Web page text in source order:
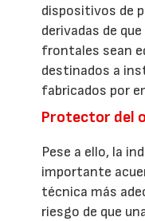
dispositivos de
derivadas de
frontales sean
destinados a
fabricados por
Protector del
Pese a ello, la
importante
técnica más
riesgo de que